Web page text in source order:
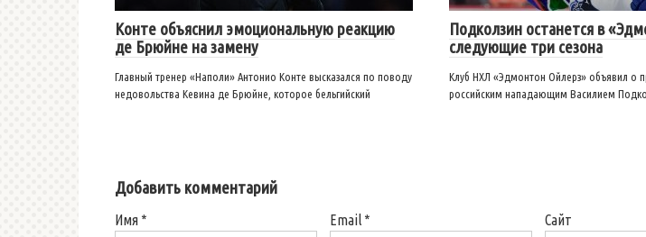
Конте объяснил эмоциональную реакцию
де Брюйне на замену
Главный тренер «Наполи» Антонио Конте высказался по поводу
недовольства Кевина де Брюйне, которое бельгийский
Подколзин останется в
следующие три сезона
Клуб НХЛ «Эдмонтон Ойлерз» объявил о
российским нападающим Василием
Добавить комментарий
Имя * Email * Сайт